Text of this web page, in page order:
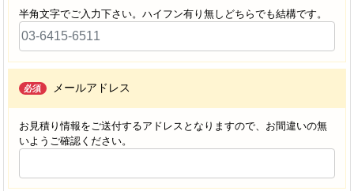
半角文字でご入力下さい。ハイフン有り無しどちらでも結構です。
必須 メールアドレス
お見積り情報をご送付するアドレスとなりますので、お間違いの無
いようご確認ください。